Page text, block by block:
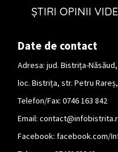
ȘTIRI OPINII
Date de contact
Adresa: jud. Bistrița-Năsăud,
loc. Bistrița, str. Petru
Telefon/Fax: 0746 163 842
Email:
Facebook: facebook.com/